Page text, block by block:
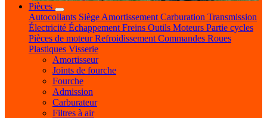
Pièces
Autocollants Siège Amortissement Carburation Transmission
Électricité Échappement Freins Outils Moteurs Partie cycles
Pièces de moteurRefroidissement Commandes Roues
Plastiques Visserie
Amortisseur
Joints de fourche
Fourche
Admission
Carburateur
Filtres à air